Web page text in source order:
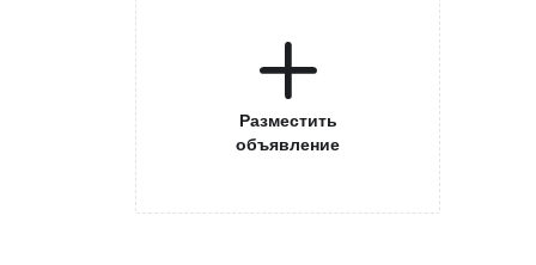
Разместить
объявление